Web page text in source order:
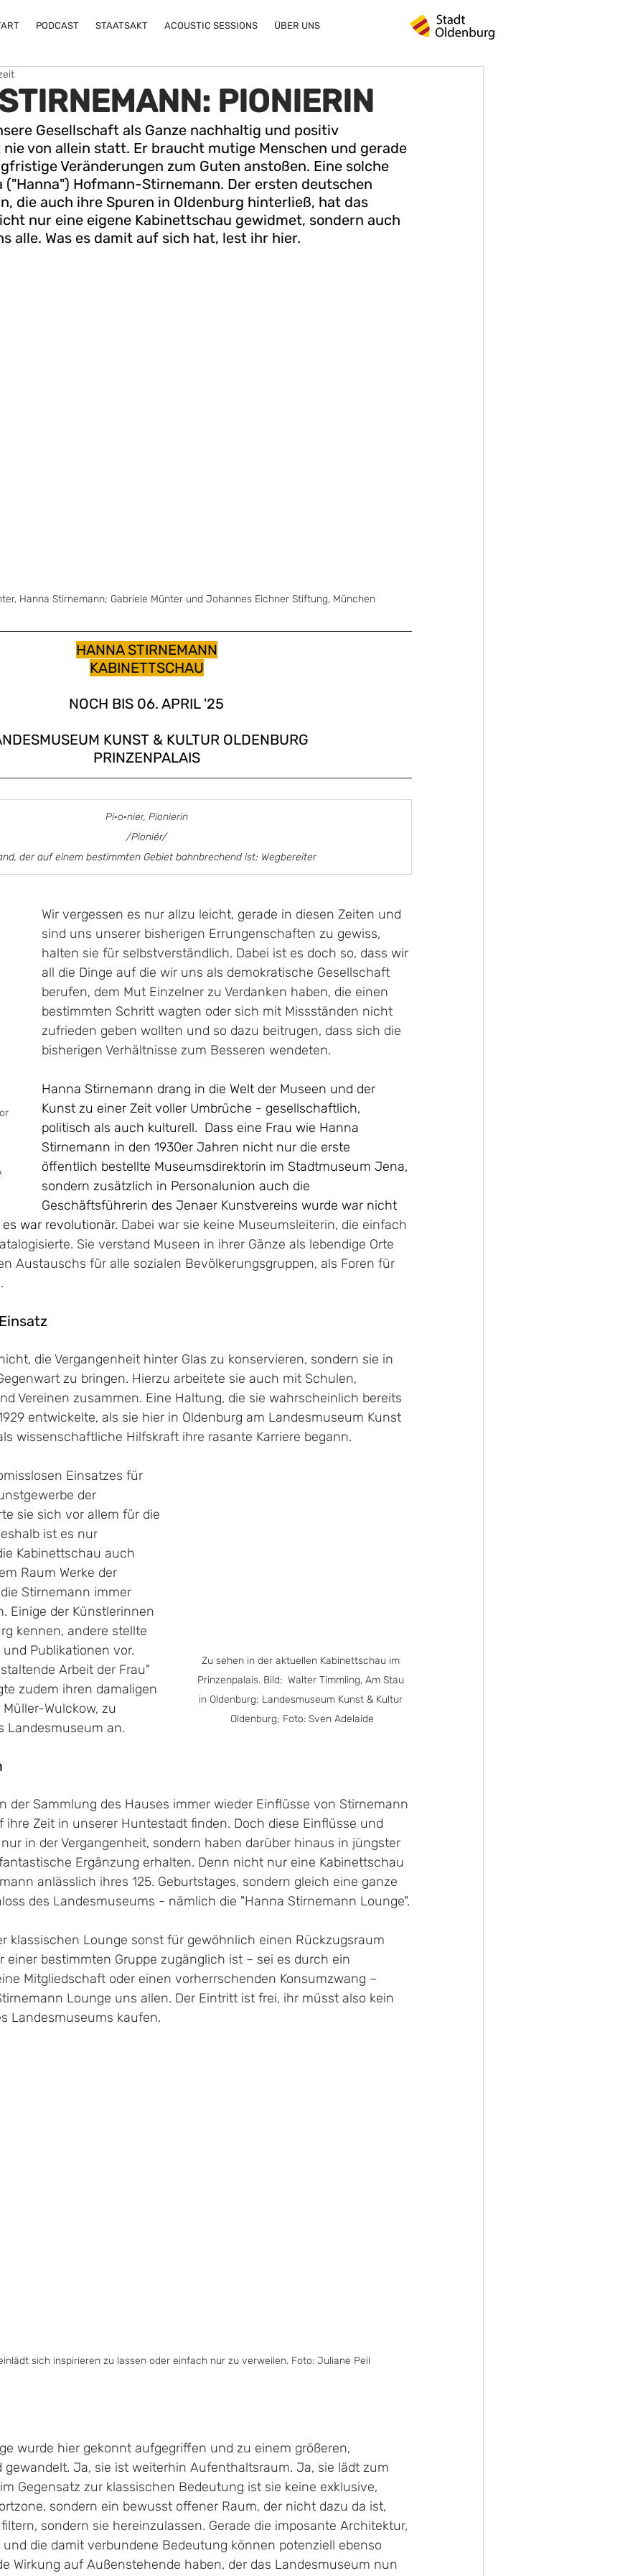
PODCAST STAATSAKT ACOUSTIC SESSIONS ÜBER UNS
PIONIERIN
Gesellschaft als Ganze nachhaltig und positiv
von allein statt. Er braucht mutige Menschen und gerade
Veränderungen zum Guten anstoßen. Eine solche
("Hanna") Hofmann-Stirnemann. Der ersten deutschen
die auch ihre Spuren in Oldenburg hinterließ, hat das
nur eine eigene Kabinettschau gewidmet, sondern auch
alle. Was es damit auf sich hat, lest ihr hier.
Hanna Stirnemann; Gabriele Münter und Johannes Eichner Stiftung, München
HANNA STIRNEMANN
KABINETTSCHAU
NOCH BIS 06. APRIL '25
KUNST & KULTUR OLDENBURG
PRINZENPALAIS
Pi·o·nier, Pionierin
/Pioniér/
der auf einem bestimmten Gebiet bahnbrechend ist; Wegbereiter
Wir vergessen es nur allzu leicht, gerade in diesen Zeiten und
sind uns unserer bisherigen Errungenschaften zu gewiss,
halten sie für selbstverständlich. Dabei ist es doch so, dass wir
all die Dinge auf die wir uns als demokratische Gesellschaft
berufen, dem Mut Einzelner zu Verdanken haben, die einen
bestimmten Schritt wagten oder sich mit Missständen nicht
zufrieden geben wollten und so dazu beitrugen, dass sich die
bisherigen Verhältnisse zum Besseren wendeten.
Hanna Stirnemann drang in die Welt der Museen und der
Kunst zu einer Zeit voller Umbrüche - gesellschaftlich,
politisch als auch kulturell.  Dass eine Frau wie Hanna
Stirnemann in den 1930er Jahren nicht nur die erste
öffentlich bestellte Museumsdirektorin im Stadtmuseum Jena,
sondern zusätzlich in Personalunion auch die
Geschäftsführerin des Jenaer Kunstvereins wurde war nicht
war revolutionär. Dabei war sie keine Museumsleiterin, die einfach
Sie verstand Museen in ihrer Gänze als lebendige Orte
Austauschs für alle sozialen Bevölkerungsgruppen, als Foren für
die Vergangenheit hinter Glas zu konservieren, sondern sie in
zu bringen. Hierzu arbeitete sie auch mit Schulen,
Vereinen zusammen. Eine Haltung, die sie wahrscheinlich bereits
entwickelte, als sie hier in Oldenburg am Landesmuseum Kunst
wissenschaftliche Hilfskraft ihre rasante Karriere begann.
Zu sehen in der aktuellen Kabinettschau im
Prinzenpalais. Bild:  Walter Timmling, Am Stau
in Oldenburg; Landesmuseum Kunst & Kultur
Oldenburg; Foto: Sven Adelaide
Einsatzes für
der
sie sich vor allem für die
ist es nur
Kabinettschau auch
Raum Werke der
Stirnemann immer
Einige der Künstlerinnen
kennen, andere stellte
Publikationen vor.
Arbeit der Frau"
zudem ihren damaligen
Wulckow, zu
Landesmuseum an.
der Sammlung des Hauses immer wieder Einflüsse von Stirnemann
ihre Zeit in unserer Huntestadt finden. Doch diese Einflüsse und
in der Vergangenheit, sondern haben darüber hinaus in jüngster
Ergänzung erhalten. Denn nicht nur eine Kabinettschau
anlässlich ihres 125. Geburtstages, sondern gleich eine ganze
des Landesmuseums - nämlich die "Hanna Stirnemann Lounge".
klassischen Lounge sonst für gewöhnlich einen Rückzugsraum
einer bestimmten Gruppe zugänglich ist – sei es durch ein
Mitgliedschaft oder einen vorherrschenden Konsumzwang –
Lounge uns allen. Der Eintritt ist frei, ihr müsst also kein
Landesmuseums kaufen.
sich inspirieren zu lassen oder einfach nur zu verweilen. Foto: Juliane Peil
wurde hier gekonnt aufgegriffen und zu einem größeren,
gewandelt. Ja, sie ist weiterhin Aufenthaltsraum. Ja, sie lädt zum
Gegensatz zur klassischen Bedeutung ist sie keine exklusive,
sondern ein bewusst offener Raum, der nicht dazu da ist,
sondern sie hereinzulassen. Gerade die imposante Architektur,
die damit verbundene Bedeutung können potenziell ebenso
Wirkung auf Außenstehende haben, der das Landesmuseum nun